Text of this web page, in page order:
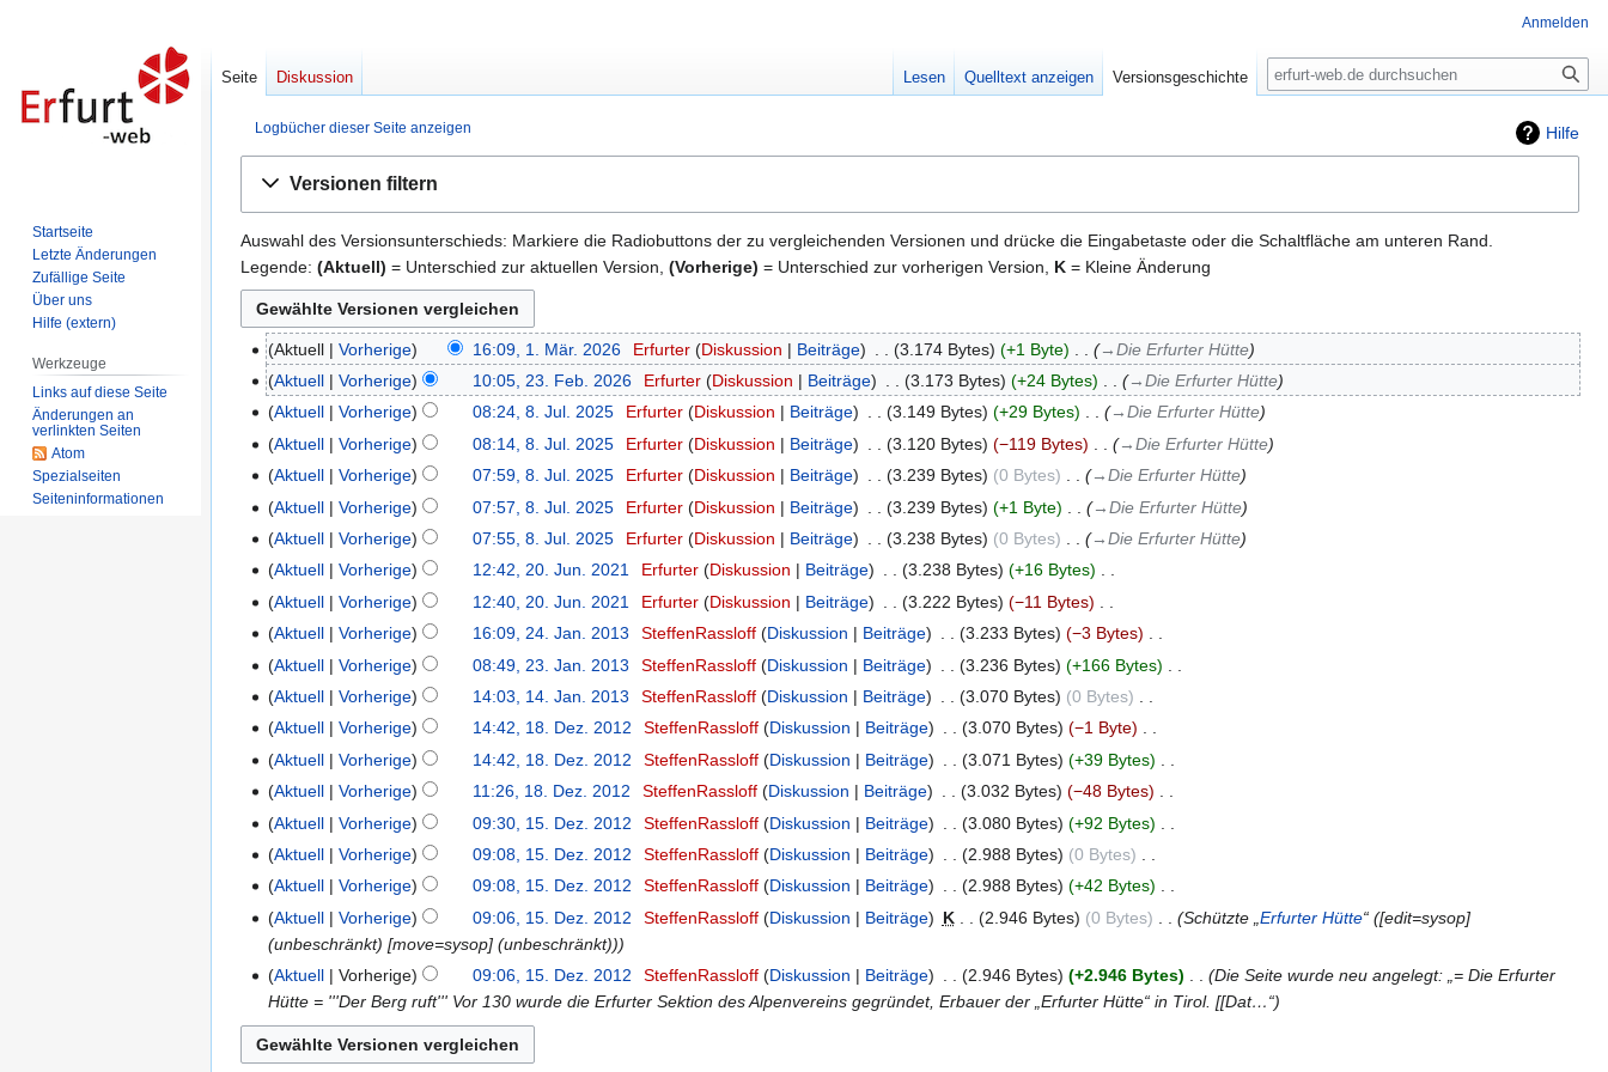
Hilfe
Logbücher dieser Seite anzeigen
Navigation
Suche
Versionen filtern
Auswahl des Versionsunterschieds: Markiere die Radiobuttons der zu vergleichenden Versionen und drücke die Eingabetaste oder die Schaltfläche am unteren Rand.
Legende: (Aktuell) = Unterschied zur aktuellen Version, (Vorherige) = Unterschied zur vorherigen Version, K = Kleine Änderung
1.
März
2026
Aktuell Vorherige 16:09, 1. Mär. 2026 Erfurter Diskussion Beiträge 3.174 Bytes +1 Byte
→‎Die Erfurter Hütte
23.
Februar
2026
Aktuell Vorherige 10:05, 23. Feb. 2026 Erfurter Diskussion Beiträge 3.173 Bytes +24 Bytes
→‎Die Erfurter Hütte
8.
Juli
2025
Aktuell Vorherige 08:24, 8. Jul. 2025 Erfurter Diskussion Beiträge 3.149 Bytes +29 Bytes
→‎Die Erfurter Hütte
Aktuell
Vorherige 08:14, 8. Jul. 2025 Erfurter Diskussion Beiträge 3.120 Bytes −119 Bytes
→‎Die Erfurter Hütte
Aktuell
Vorherige 07:59, 8. Jul. 2025 Erfurter Diskussion Beiträge 3.239 Bytes 0 Bytes
→‎Die Erfurter Hütte
Aktuell
Vorherige 07:57, 8. Jul. 2025 Erfurter Diskussion Beiträge 3.239 Bytes +1 Byte
→‎Die Erfurter Hütte
Aktuell
Vorherige 07:55, 8. Jul. 2025 Erfurter Diskussion Beiträge 3.238 Bytes 0 Bytes
→‎Die Erfurter Hütte
20.
Juni
2021
Aktuell Vorherige 12:42, 20. Jun. 2021 Erfurter Diskussion Beiträge 3.238 Bytes +16 Bytes
K
i
n
e
B
e
r
b
e
i
t
u
g
z
Aktuell Vorherige 12:40, 20. Jun. 2021 Erfurter Diskussion Beiträge 3.222 Bytes −11 Bytes
K
i
n
e
B
e
r
b
e
i
t
u
n
g
s
24.
Januar
2013
Aktuell Vorherige 16:09, 24. Jan. 2013 SteffenRassloff Diskussion Beiträge 3.233 Bytes −3 Bytes
K
i
n
e
B
e
r
b
e
i
t
u
n
g
23.
Januar
2013
Aktuell Vorherige 08:49, 23. Jan. 2013 SteffenRassloff Diskussion Beiträge 3.236 Bytes +166 Bytes
K
i
n
e
B
e
r
b
e
i
t
u
n
14.
Januar
2013
Aktuell Vorherige 14:03, 14. Jan. 2013 SteffenRassloff Diskussion Beiträge 3.070 Bytes 0 Bytes
K
i
n
e
B
e
r
b
e
i
t
u
18.
Dezember
2012
Aktuell Vorherige 14:42, 18. Dez. 2012 SteffenRassloff Diskussion Beiträge 3.070 Bytes −1 Byte
K
i
n
e
B
e
a
b
i
Aktuell Vorherige 14:42, 18. Dez. 2012 SteffenRassloff Diskussion Beiträge 3.071 Bytes +39 Bytes
K
i
n
e
B
e
a
r
b
e
Aktuell Vorherige 11:26, 18. Dez. 2012 SteffenRassloff Diskussion Beiträge 3.032 Bytes −48 Bytes
K
i
n
e
B
e
a
r
b
15.
Dezember
2012
Aktuell Vorherige 09:30, 15. Dez. 2012 SteffenRassloff Diskussion Beiträge 3.080 Bytes +92 Bytes
K
i
n
e
B
e
a
r
Aktuell Vorherige 09:08, 15. Dez. 2012 SteffenRassloff Diskussion Beiträge 2.988 Bytes 0 Bytes
K
i
n
e
B
e
a
Aktuell Vorherige 09:08, 15. Dez. 2012 SteffenRassloff Diskussion Beiträge 2.988 Bytes +42 Bytes
K
e
n
B
Aktuell Vorherige 09:06, 15. Dez. 2012 SteffenRassloff Diskussion Beiträge K 2.946 Bytes 0 Bytes Schützte „ Erfurter Hütte“ ([edit=sysop]
(unbeschränkt) [move=sysop] (unbeschränkt))
Aktuell
Vorherige 09:06, 15. Dez. 2012 SteffenRassloff Diskussion Beiträge 2.946 Bytes +2.946 Bytes
Die Seite wurde neu angelegt: „= Die Erfurter
Hütte = '''Der Berg ruft''' Vor 130 wurde die Erfurter Sektion des Alpenvereins gegründet, Erbauer der „Erfurter Hütte“ in Tirol. [[Dat…“
Anmelden
Seite Diskussion Lesen Quelltext anzeigen Versionsgeschichte Suche
Startseite
Letzte Änderungen
Zufällige Seite
Über uns
Hilfe (extern)
Werkzeuge
Links auf diese Seite
Änderungen an
verlinkten Seiten
Atom
Spezialseiten
Seiten­informationen